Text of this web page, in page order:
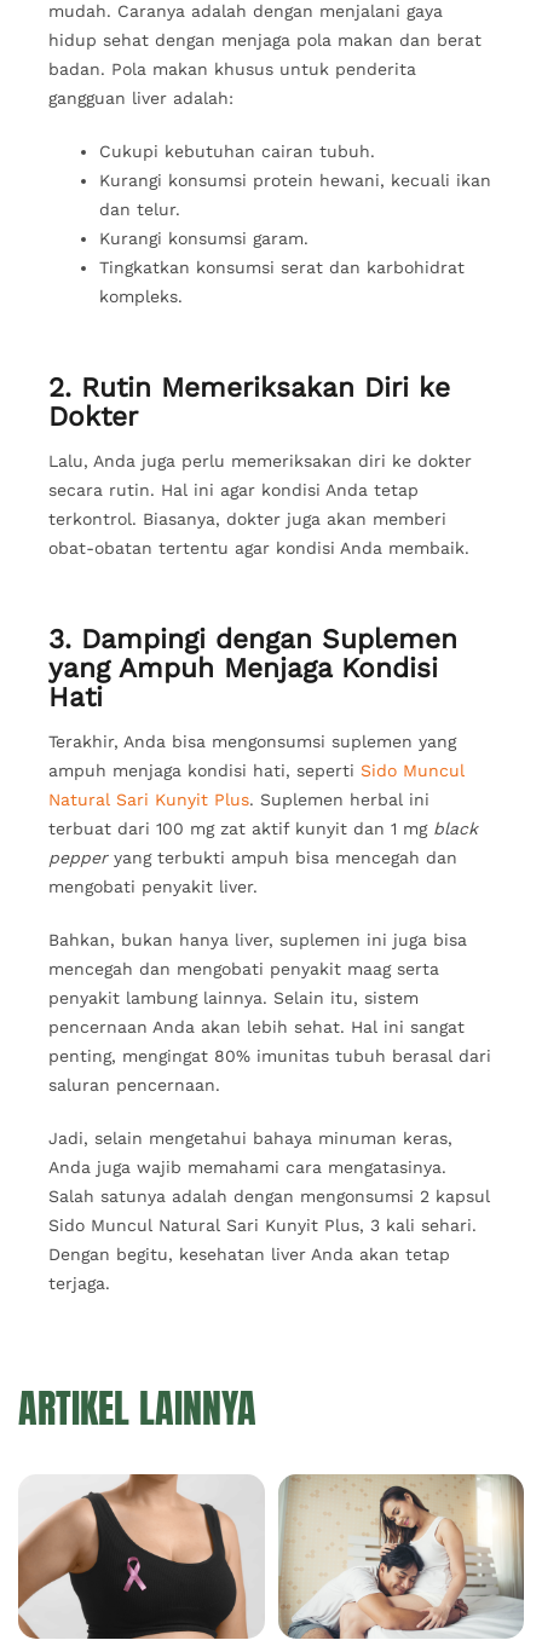
mudah. Caranya adalah dengan menjalani gaya
hidup sehat dengan menjaga pola makan dan berat
badan. Pola makan khusus untuk penderita
gangguan liver adalah:
Cukupi kebutuhan cairan tubuh.
Kurangi konsumsi protein hewani, kecuali ikan
dan telur.
Kurangi konsumsi garam.
Tingkatkan konsumsi serat dan karbohidrat
kompleks.
2. Rutin Memeriksakan Diri ke
Dokter
Lalu, Anda juga perlu memeriksakan diri ke dokter
secara rutin. Hal ini agar kondisi Anda tetap
terkontrol. Biasanya, dokter juga akan memberi
obat-obatan tertentu agar kondisi Anda membaik.
3. Dampingi dengan Suplemen
yang Ampuh Menjaga Kondisi
Hati
Terakhir, Anda bisa mengonsumsi suplemen yang
ampuh menjaga kondisi hati, seperti Sido Muncul
Natural Sari Kunyit Plus. Suplemen herbal ini
terbuat dari 100 mg zat aktif kunyit dan 1 mg black
pepperyang terbukti ampuh bisa mencegah dan
mengobati penyakit liver.
Bahkan, bukan hanya liver, suplemen ini juga bisa
mencegah dan mengobati penyakit maag serta
penyakit lambung lainnya. Selain itu, sistem
pencernaan Anda akan lebih sehat. Hal ini sangat
penting, mengingat 80% imunitas tubuh berasal dari
saluran pencernaan.
Jadi, selain mengetahui bahaya minuman keras,
Anda juga wajib memahami cara mengatasinya.
Salah satunya adalah dengan mengonsumsi 2 kapsul
Sido Muncul Natural Sari Kunyit Plus, 3 kali sehari.
Dengan begitu, kesehatan liver Anda akan tetap
terjaga.
ARTIKEL LAINNYA